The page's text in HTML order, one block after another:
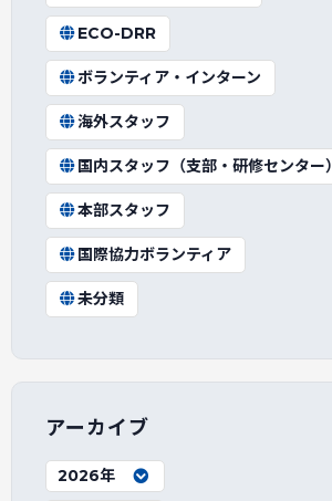
ECO-DRR
ボランティア・インターン
海外スタッフ
国内スタッフ（支部・研修センター）
本部スタッフ
国際協力ボランティア
未分類
アーカイブ
2026年